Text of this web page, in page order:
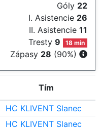
Góly 22
I. Asistencie 26
II. Asistencie 11
Tresty9 18 min
Zápasy 28 (90%)
Tím
HC KLIVENT Slanec
HC KLIVENT Slanec